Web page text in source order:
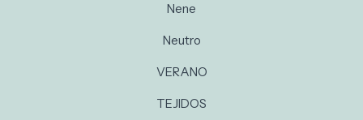
Nene
Neutro
VERANO
TEJIDOS